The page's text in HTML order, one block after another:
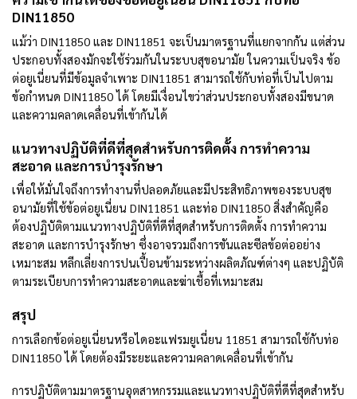
DIN11850
แม้ว่า DIN11850 และ DIN11851 จะเป็นมาตรฐานที่แยกจากกัน แต่ส่วน
ประกอบทั้งสองมักจะใช้ร่วมกันในระบบสุขอนามัย ในความเป็นจริง ข้อ
ต่อยูเนี่ยนที่มีข้อมูลจำเพาะ DIN11851 สามารถใช้กับท่อที่เป็นไปตาม
ข้อกำหนด DIN11850 ได้ โดยมีเงื่อนไขว่าส่วนประกอบทั้งสองมีขนาด
และความคลาดเคลื่อนที่เข้ากันได้
แนวทางปฏิบัติที่ดีที่สุดสำหรับการติดตั้ง การทำความ
สะอาด และการบำรุงรักษา
เพื่อให้มั่นใจถึงการทำงานที่ปลอดภัยและมีประสิทธิภาพของระบบสุข
อนามัยที่ใช้ข้อต่อยูเนี่ยน DIN11851 และท่อ DIN11850 สิ่งสำคัญคือ
ต้องปฏิบัติตามแนวทางปฏิบัติที่ดีที่สุดสำหรับการติดตั้ง การทำความ
สะอาด และการบำรุงรักษา ซึ่งอาจรวมถึงการขันและซีลข้อต่ออย่าง
เหมาะสม หลีกเลี่ยงการปนเปื้อนข้ามระหว่างผลิตภัณฑ์ต่างๆ และปฏิบัติ
ตามระเบียบการทำความสะอาดและฆ่าเชื้อที่เหมาะสม
สรุป
การเลือกข้อต่อยูเนี่ยนหรือไดอะแฟรมยูเนี่ยน 11851 สามารถใช้กับท่อ
DIN11850 ได้ โดยต้องมีระยะและความคลาดเคลื่อนที่เข้ากัน
การปฏิบัติตามมาตรฐานอุตสาหกรรมและแนวทางปฏิบัติที่ดีที่สุดสำหรับ